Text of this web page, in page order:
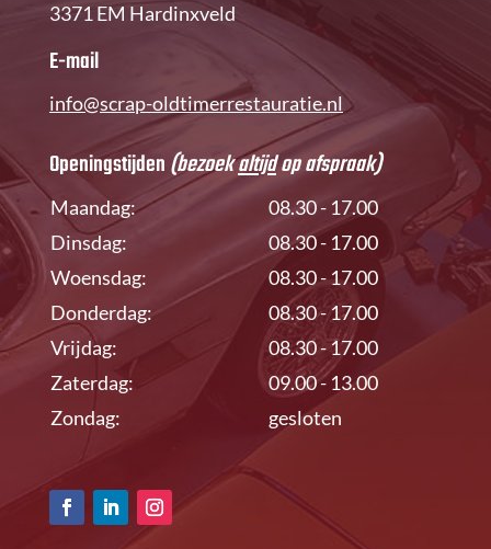
3371 EM Hardinxveld
E-mail
info@scrap-oldtimerrestauratie.nl
Openingstijden(bezoekaltijdop afspraak)
Maandag:
Dinsdag:
Woensdag:
Donderdag:
Vrijdag:
Zaterdag:
Zondag:
08.30 - 17.00
08.30 - 17.00
08.30 - 17.00
08.30 - 17.00
08.30 - 17.00
09.00 - 13.00
gesloten